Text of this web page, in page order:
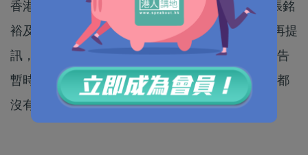
香港的被告，包括：郭子麟、黃偉然、張浚富、張銘
裕及嚴文謙，已完成隔離令，今(5日)在沙田法院再提
訊，這亦是5人返港後首次在法庭公開露面。各被告
暫時毋須答辯，所有案件押後至下月初再訊，5人都
沒有申請保釋，要繼續還押。